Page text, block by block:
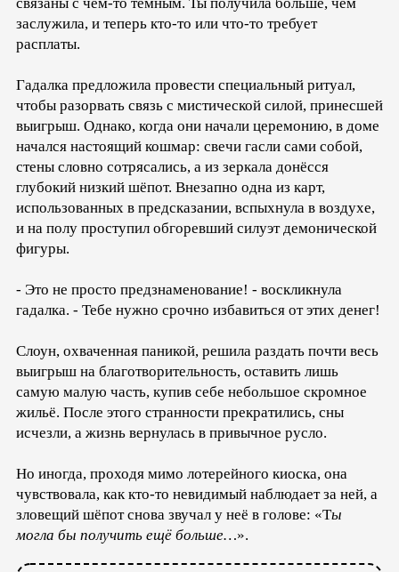
заслужила, и теперь кто-то или что-то требует
расплаты.
Гадалка предложила провести специальный ритуал,
чтобы разорвать связь с мистической силой, принесшей
выигрыш. Однако, когда они начали церемонию, в доме
начался настоящий кошмар: свечи гасли сами собой,
стены словно сотрясались, а из зеркала донёсся
глубокий низкий шёпот. Внезапно одна из карт,
использованных в предсказании, вспыхнула в воздухе,
и на полу проступил обгоревший силуэт демонической
фигуры.
- Это не просто предзнаменование! - воскликнула
гадалка. - Тебе нужно срочно избавиться от этих денег!
Слоун, охваченная паникой, решила раздать почти весь
выигрыш на благотворительность, оставить лишь
самую малую часть, купив себе небольшое скромное
жильё. После этого странности прекратились, сны
исчезли, а жизнь вернулась в привычное русло.
Но иногда, проходя мимо лотерейного киоска, она
чувствовала, как кто-то невидимый наблюдает за ней, а
зловещий шёпот снова звучал у неё в голове: «Ты
могла бы получить ещё больше…».